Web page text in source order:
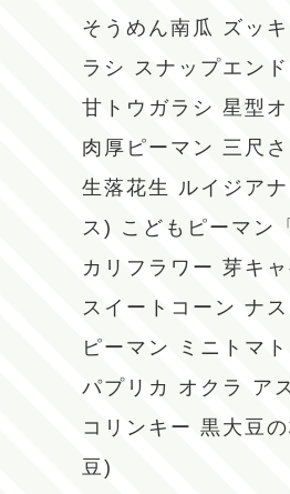
そうめん南瓜
ズッ
ラシ
スナップエンド
甘トウガラシ 星型オ
肉厚ピーマン 三尺
生落花生
ルイジア
ス) こどもピーマン
カリフラワー 芽キ
スイートコーン ナス
ピーマン
ミニトマト
パプリカ オクラ
ア
コリンキー 黒大豆
豆)